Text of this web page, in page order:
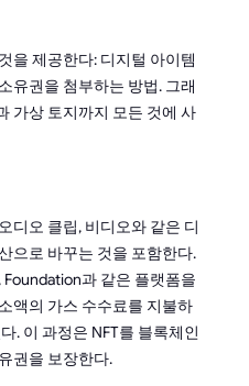
을 제공한다: 디지털 아이템
유권을 첨부하는 방법. 그래
가상 토지까지 모든 것에 사
디오 클립, 비디오와 같은 디
으로 바꾸는 것을 포함한다.
과 같은 플랫폼을
액의 가스 수수료를 지불하
. 이 과정은 NFT를 블록체인
권을 보장한다.